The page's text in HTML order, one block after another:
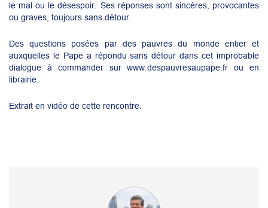
le mal ou le désespoir. Ses réponses sont sincères, provocantes
ou graves, toujours sans détour.
Des questions posées par des pauvres du monde entier et
auxquelles le Pape a répondu sans détour dans cet improbable
dialogue à commander surwww.despauvresaupape.fr ou en
librairie.
Extrait en vidéo de cette rencontre.